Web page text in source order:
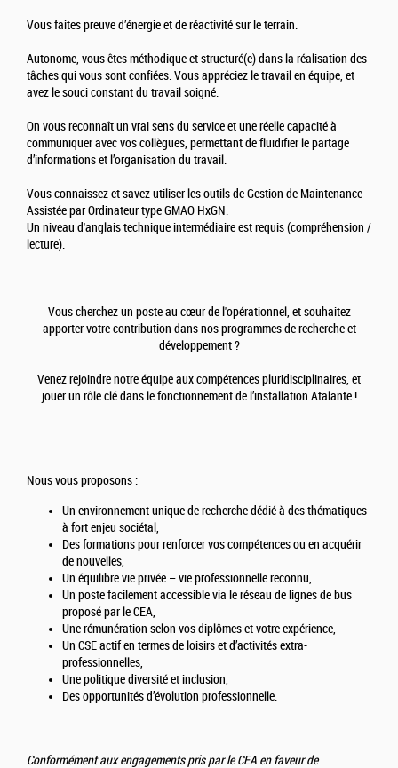
Vous faites preuve d’énergie et de réactivité sur le terrain.
Autonome, vous êtes méthodique et structuré(e) dans la réalisation des
tâches qui vous sont confiées. Vous appréciez le travail en équipe, et
avez le souci constant du travail soigné.
On vous reconnaît un vrai sens du service et une réelle capacité à
communiquer avec vos collègues, permettant de fluidifier le partage
d’informations et l’organisation du travail.
Vous connaissez et savez utiliser les outils de Gestion de Maintenance
Assistée par Ordinateur type GMAO HxGN.
Un niveau d'anglais technique intermédiaire est requis (compréhension /
lecture).
Vous cherchez un poste au cœur de l'opérationnel, et souhaitez
apporter votre contribution dans nos programmes de recherche et
développement ?
Venez rejoindre notre équipe aux compétences pluridisciplinaires, et
jouer un rôle clé dans le fonctionnement de l’installation Atalante !
Nous vous proposons :
Un environnement unique de recherche dédié à des thématiques
à fort enjeu sociétal,
Des formations pour renforcer vos compétences ou en acquérir
de nouvelles,
Un équilibre vie privée – vie professionnelle reconnu,
Un poste facilement accessible via le réseau de lignes de bus
proposé par le CEA,
Une rémunération selon vos diplômes et votre expérience,
Un CSE actif en termes de loisirs et d’activités extra-
professionnelles,
Une politique diversité et inclusion,
Des opportunités d’évolution professionnelle.
Conformément aux engagements pris par le CEA en faveur de